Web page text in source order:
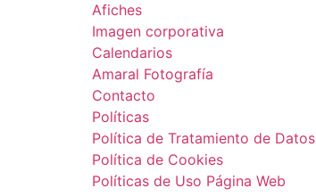
Afiches
Imagen corporativa
Calendarios
Amaral Fotografía
Contacto
Políticas
Política de Tratamiento de Datos
Política de Cookies
Políticas de Uso Página Web